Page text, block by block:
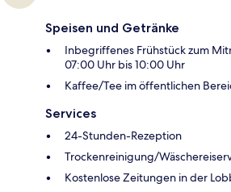
Speisen und Getränke
Inbegriffenes Frühstück zum
07:00 Uhr bis 10:00 Uhr
Kaffee/Tee im öffentlichen
Services
24-Stunden-Rezeption
Trockenreinigung/
Kostenlose Zeitungen in der